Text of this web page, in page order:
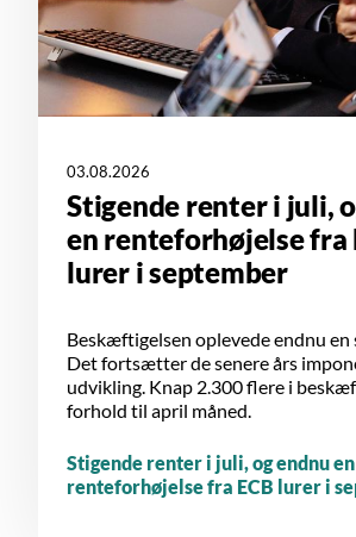
03.08.2026
Stigende renter i juli,
en renteforhøjelse fra
lurer i september
Beskæftigelsen oplevede endnu en
Det fortsætter de senere års
udvikling. Knap 2.300 flere i
forhold til april måned.
Stigende renter i juli, og endnu en
renteforhøjelse fra ECB lurer i